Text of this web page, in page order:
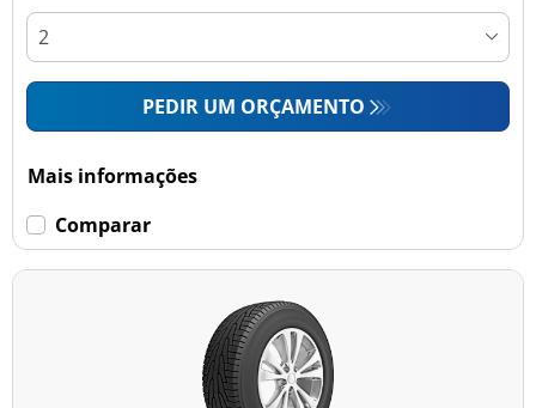
PEDIR UM ORÇAMENTO
Mais informações
Comparar